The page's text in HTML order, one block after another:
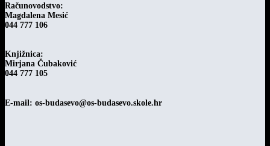
Računovodstvo:
Magdalena Mesić
044 777 106
Knjižnica:
Mirjana Čubaković
044 777 105
E-mail: os-budasevo@os-budasevo.skole.hr